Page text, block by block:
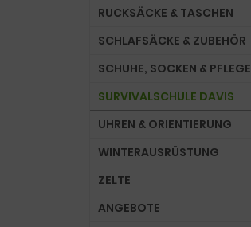
RUCKSÄCKE & TASCHEN
SCHLAFSÄCKE & ZUBEHÖR
SCHUHE, SOCKEN & PFLEGE
SURVIVALSCHULE DAVIS
UHREN & ORIENTIERUNG
WINTERAUSRÜSTUNG
ZELTE
ANGEBOTE